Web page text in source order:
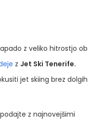
z veliko hitrostjo ob
z Jet Ski Tenerife.
jet skiing brez dolgih
z najnovejšimi